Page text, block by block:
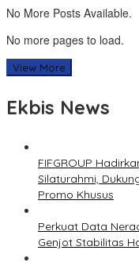
No More Posts Available.
No more pages to load.
View More
Ekbis News
FIFGROUP
Silaturahmi,
Promo Khusus
Perkuat Data
Genjot Stabilitas